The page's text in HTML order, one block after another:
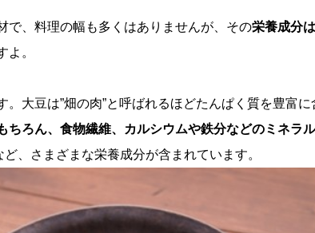
で、料理の幅も多くはありませんが、その栄養成分
よ。
。大豆は”畑の肉”と呼ばれるほどたんぱく質を豊富に
ちろん、食物繊維、カルシウムや鉄分などのミネラ
ど、さまざまな栄養成分が含まれています。